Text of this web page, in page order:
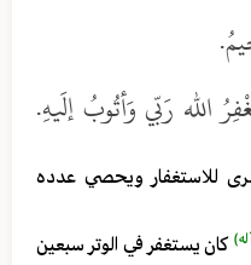
الله رَبّي وَأتُوبُ إلَيهِ.
للاستغفار ويحصي عدده
كان يستغفر في الوتر سبعين